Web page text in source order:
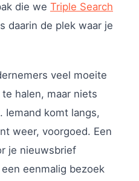
die we Triple Search
daarin de plek waar je
veel moeite
halen, maar niets
Iemand komt langs,
weer, voorgoed. Een
je nieuwsbrief
eenmalig bezoek